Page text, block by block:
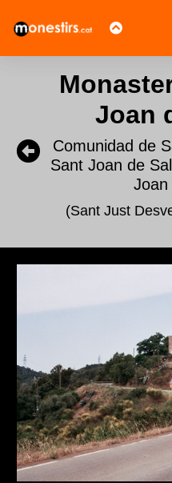
Joan
Comunidad de
Sant Joan de
Joan
(Sant Just